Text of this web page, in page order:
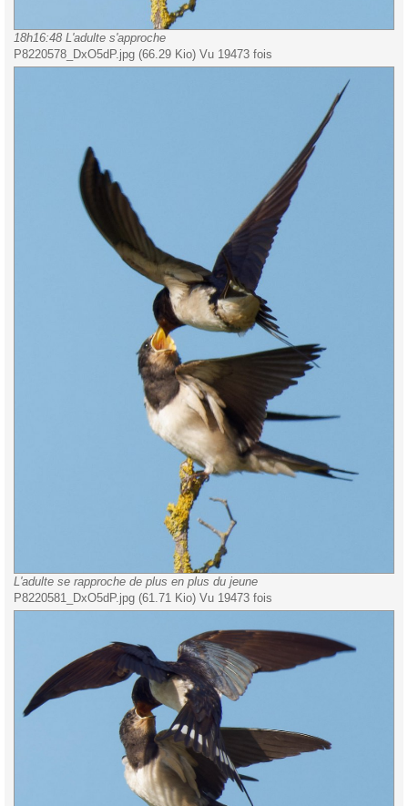
18h16:48 L'adulte s'approche
P8220578_DxO5dP.jpg (66.29 Kio) Vu 19473 fois
L'adulte se rapproche de plus en plus du jeune
P8220581_DxO5dP.jpg (61.71 Kio) Vu 19473 fois